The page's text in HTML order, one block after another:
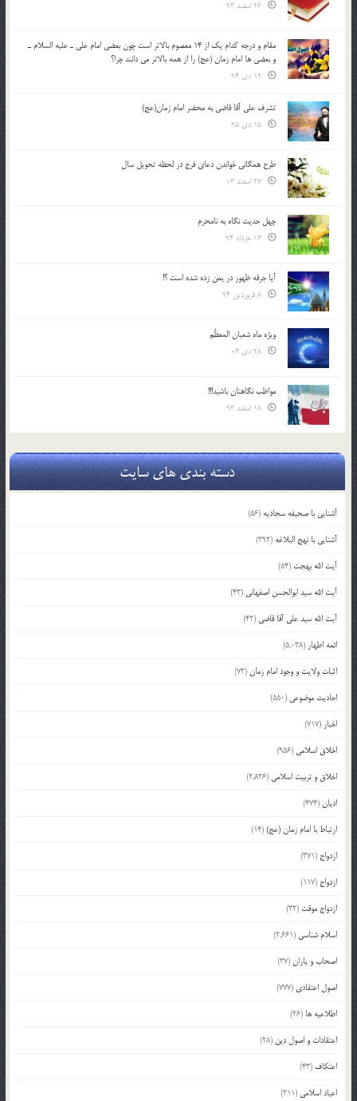
مقام و درجه كدام يك از 14 معصوم بالاتر است چون بعضي امام علي ـ عليه السلام ـ
و بعضي ها امام زمان (عج) را از همه بالاتر مي دانند چرا؟
تشرف علي آقا قاضي به محضر امام زمان(عج)
طرح همگانی خواندن دعای فرج در لحظه تحویل سال
چهل حدیث نگاه به نامحرم
آیا جرقه ظهور در یمن زده شده است ؟!
ویژه ماه شعبان المعظّم
مواظب نگاهتان باشید!!!
دسته بندی های سایت
آشنایی با صحیفه سجادیه (56)
آشنایی با نهج البلاغه (392)
آیت الله بهجت (54)
آیت الله سید ابوالحسن اصفهانی (43)
آیت الله سید علی آقا قاضی (42)
ائمه اطهار (5,038)
اثبات ولایت و وجود امام زمان(73)
احادیث موضوعی (550)
اخبار (717)
اخلاق اسلامی (956)
اخلاق و تربیت اسلامی (2,836)
ادیان(474)
ارتباط با امام زمان (عج)(14)
ازدواج (371)
ازدواج (117)
ازدواج موقت (32)
اسلام شناسی (2,661)
اصحاب و یاران(37)
اصول اعتقادی (777)
اطلاعیه ها (26)
اعتقادات و اصول دین (28)
اعتکاف (43)
اعیاد اسلامی (211)